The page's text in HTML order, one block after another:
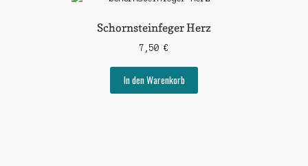
Schornsteinfeger Herz
7,50 €
In den Warenkorb